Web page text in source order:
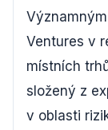
Ventures v
místních
složený z
v oblasti